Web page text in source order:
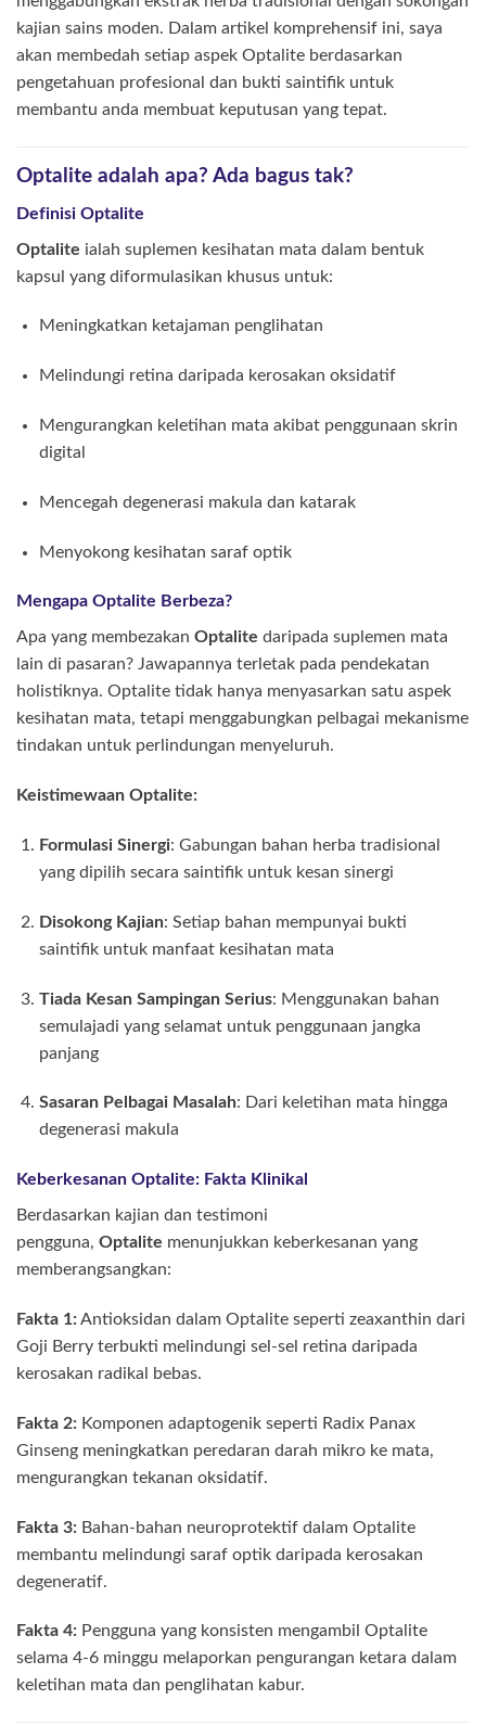
kajian sains moden. Dalam artikel komprehensif ini, saya
akan membedah setiap aspek Optalite berdasarkan
pengetahuan profesional dan bukti saintifik untuk
membantu anda membuat keputusan yang tepat.
Optalite adalah apa? Ada bagus tak?
Definisi Optalite
Optalite ialah suplemen kesihatan mata dalam bentuk
kapsul yang diformulasikan khusus untuk:
Meningkatkan ketajaman penglihatan
Melindungi retina daripada kerosakan oksidatif
Mengurangkan keletihan mata akibat penggunaan skrin
digital
Mencegah degenerasi makula dan katarak
Menyokong kesihatan saraf optik
Mengapa Optalite Berbeza?
Apa yang membezakan Optalite daripada suplemen mata
lain di pasaran? Jawapannya terletak pada pendekatan
holistiknya. Optalite tidak hanya menyasarkan satu aspek
kesihatan mata, tetapi menggabungkan pelbagai mekanisme
tindakan untuk perlindungan menyeluruh.
Keistimewaan Optalite:
Formulasi Sinergi: Gabungan bahan herba tradisional
yang dipilih secara saintifik untuk kesan sinergi
Disokong Kajian: Setiap bahan mempunyai bukti
saintifik untuk manfaat kesihatan mata
Tiada Kesan Sampingan Serius: Menggunakan bahan
semulajadi yang selamat untuk penggunaan jangka
panjang
Sasaran Pelbagai Masalah: Dari keletihan mata hingga
degenerasi makula
Keberkesanan Optalite: Fakta Klinikal
Berdasarkan kajian dan testimoni
pengguna, Optalite menunjukkan keberkesanan yang
memberangsangkan:
Fakta 1:Antioksidan dalam Optalite seperti zeaxanthin dari
Goji Berry terbukti melindungi sel-sel retina daripada
kerosakan radikal bebas.
Fakta 2: Komponen adaptogenik seperti Radix Panax
Ginseng meningkatkan peredaran darah mikro ke mata,
mengurangkan tekanan oksidatif.
Fakta 3: Bahan-bahan neuroprotektif dalam Optalite
membantu melindungi saraf optik daripada kerosakan
degeneratif.
Fakta 4: Pengguna yang konsisten mengambil Optalite
selama 4-6 minggu melaporkan pengurangan ketara dalam
keletihan mata dan penglihatan kabur.